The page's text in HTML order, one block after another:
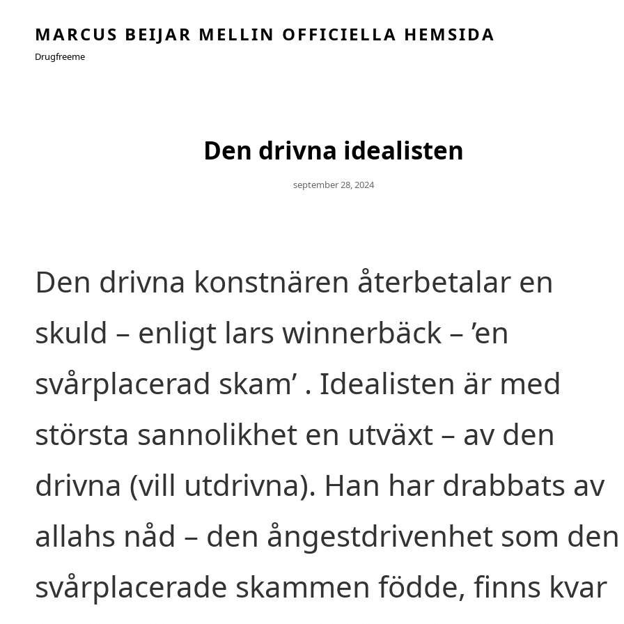
MARCUS BEIJAR MELLIN OFFICIELLA HEMSIDA
Drugfreeme
Den drivna idealisten
Publicerat
September 28, 2024
Den drivna konstnären återbetalar en
skuld – enligt lars winnerbäck – ’en
svårplacerad skam’ . Idealisten är med
största sannolikhet en utväxt – av den
drivna (vill utdrivna). Han har drabbats av
allahs nåd – den ångestdrivenhet som den
svårplacerade skammen födde, finns kvar